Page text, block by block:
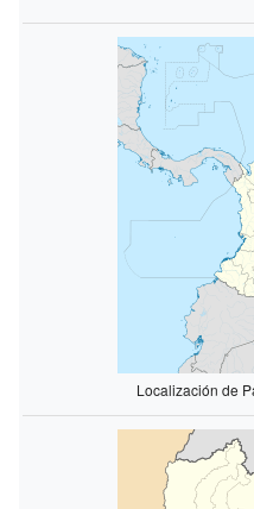
Localización de